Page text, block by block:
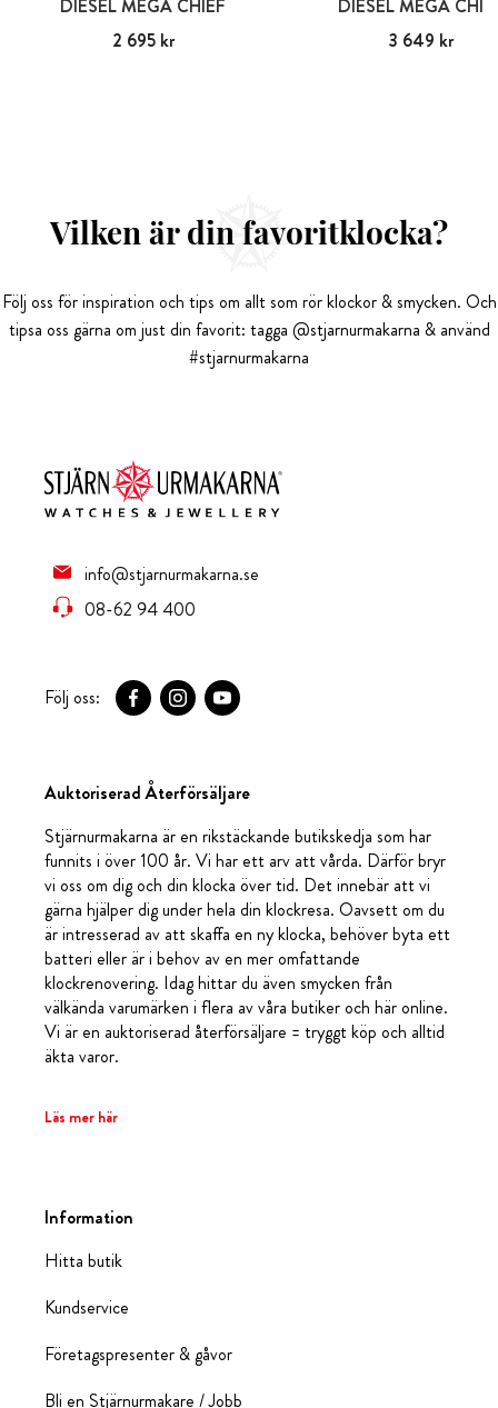
DIESEL MEGA CHIEF
Pris :2 695 kr
2 695 kr
DIESEL MEGA
Pris :3 649 kr
3 649 kr
Vilken är din favoritklocka?
Följ oss för inspiration och tips om allt som rör klockor & smycken. Och
tipsa oss gärna om just din favorit: tagga @stjarnurmakarna & använd
#stjarnurmakarna
info@stjarnurmakarna.se
08-62 94 400
Följ oss:
Auktoriserad Återförsäljare
Stjärnurmakarna är en rikstäckande butikskedja som har
funnits i över 100 år. Vi har ett arv att vårda. Därför bryr
vi oss om dig och din klocka över tid. Det innebär att vi
gärna hjälper dig under hela din klockresa. Oavsett om du
är intresserad av att skaffa en ny klocka, behöver byta ett
batteri eller är i behov av en mer omfattande
klockrenovering. Idag hittar du även smycken från
välkända varumärken i flera av våra butiker och här online.
Vi är en auktoriserad återförsäljare = tryggt köp och alltid
äkta varor.
Läs mer här
Information
Hitta butik
Kundservice
Företagspresenter & gåvor
Bli en Stjärnurmakare / Jobb